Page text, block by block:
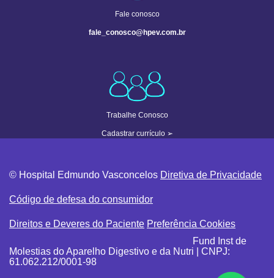
Fale conosco
fale_conosco@hpev.com.br
Trabalhe Conosco
Cadastrar currículo➢
© Hospital Edmundo Vasconcelos Diretiva de Privacidade
Código de defesa do consumidor
Direitos e Deveres do Paciente Preferência Cookies
Fund Inst de
Molestias do Aparelho Digestivo e da Nutri | CNPJ:
61.062.212/0001-98